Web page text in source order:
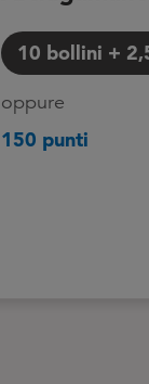
10 bollini +
oppure
150 punti